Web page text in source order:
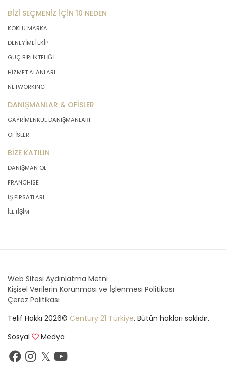
BİZİ SEÇMENİZ İÇİN 10 NEDEN
KÖKLÜ MARKA
DENEYİMLİ EKİP
GÜÇ BİRLİKTELİĞİ
HİZMET ALANLARI
NETWORKING
DANIŞMANLAR & OFİSLER
GAYRİMENKUL DANIŞMANLARI
OFİSLER
BİZE KATILIN
DANIŞMAN OL
FRANCHISE
İŞ FIRSATLARI
İLETİŞİM
Web Sitesi Aydınlatma Metni
Kişisel Verilerin Korunması ve İşlenmesi Politikası
Çerez Politikası
Telif Hakkı 2026© Century 21 Türkiye. Bütün hakları saklıdır.
Sosyal
Medya